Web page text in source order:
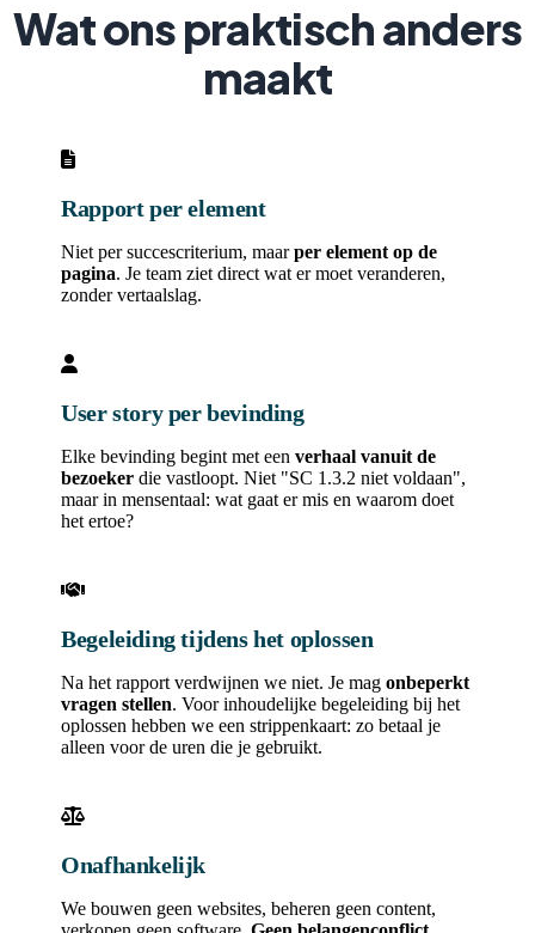
Wat ons praktisch anders
maakt
Rapport per element
Niet per succescriterium, maarper element op de
pagina. Je team ziet direct wat er moet veranderen,
zonder vertaalslag.
User story per bevinding
Elke bevinding begint met eenverhaal vanuit de
bezoeker die vastloopt. Niet "SC 1.3.2 niet voldaan",
maar in mensentaal: wat gaat er mis en waarom doet
het ertoe?
Begeleiding tijdens het oplossen
Na het rapport verdwijnen we niet. Je magonbeperkt
vragen stellen. Voor inhoudelijke begeleiding bij het
oplossen hebben we een strippenkaart: zo betaal je
alleen voor de uren die je gebruikt.
Onafhankelijk
We bouwen geen websites, beheren geen content,